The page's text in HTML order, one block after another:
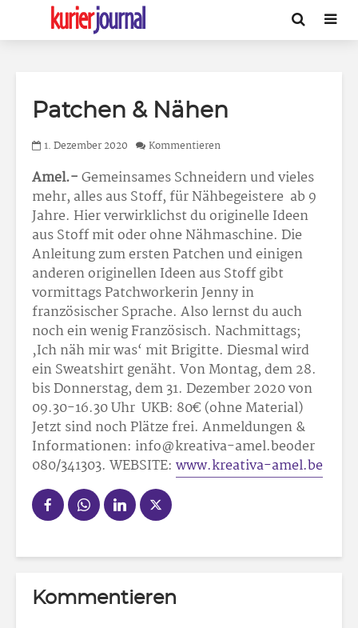
Patchen & Nähen
1. Dezember 2020 Kommentieren
Amel.-Gemeinsames Schneidern und vieles
mehr, alles aus Stoff, für Nähbegeistere ab 9
Jahre. Hier verwirklichst du originelle Ideen
aus Stoff mit oder ohne Nähmaschine. Die
Anleitung zum ersten Patchen und einigen
anderen originellen Ideen aus Stoff gibt
vormittags Patchworkerin Jenny in
französischer Sprache. Also lernst du auch
noch ein wenig Französisch. Nachmittags;
‚Ich näh mir was‘ mit Brigitte. Diesmal wird
ein Sweatshirt genäht. Von Montag, dem 28.
bis Donnerstag, dem 31. Dezember 2020 von
09.30-16.30 Uhr UKB: 80€ (ohne Material)
Jetzt sind noch Plätze frei. Anmeldungen &
Informationen: info@kreativa-amel.beoder
080/341303. WEBSITE: www.kreativa-amel.be
Kommentieren